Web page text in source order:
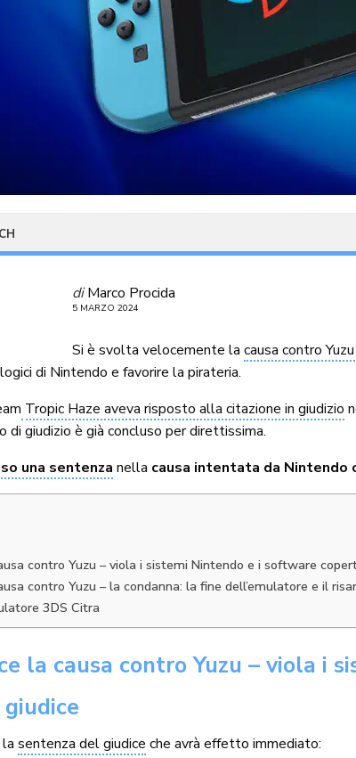
di Marco Procida
5 MARZO 2024
Si è svolta velocemente lacausa contro
di Nintendo e favorire la pirateria.
Tropic Haze aveva risposto alla citazione in giudizio
di giudizio è già concluso per direttissima.
una sentenza nella causa intentata da Nintendo
contro Yuzu – viola i sistemi Nintendo e i software
contro Yuzu – la condanna: la fine dell’emulatore e il
3DS Citra
la causa contro Yuzu – viola i
lasentenza del giudice che avrà effetto immediato: